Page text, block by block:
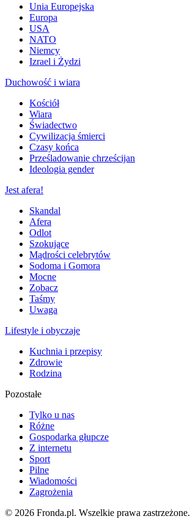
Unia Europejska
Europa
USA
NATO
Niemcy
Izrael i Żydzi
Duchowość i wiara
Kościół
Wiara
Świadectwo
Cywilizacja śmierci
Czasy końca
Prześladowanie chrześcijan
Ideologia gender
Jest afera!
Skandal
Afera
Odlot
Szokujące
Mądrości celebrytów
Sodoma i Gomora
Mocne
Zobacz
Taśmy
Uwaga
Lifestyle i obyczaje
Kuchnia i przepisy
Zdrowie
Rodzina
Pozostałe
Tylko u nas
Różne
Gospodarka głupcze
Z internetu
Sport
Pilne
Wiadomości
Zagrożenia
© 2026 Fronda.pl. Wszelkie prawa zastrzeżone.